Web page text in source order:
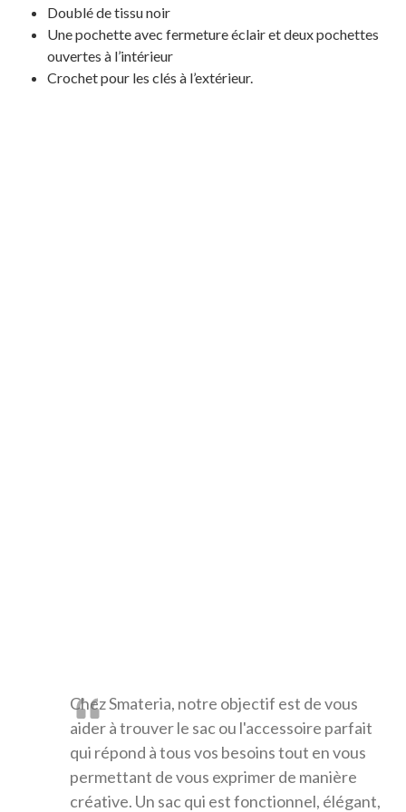
Doublé de tissu noir
Une pochette avec fermeture éclair et deux pochettes
ouvertes à l’intérieur
Crochet pour les clés à l’extérieur.
Chez Smateria, notre objectif est de vous
aider à trouver le sac ou l'accessoire parfait
qui répond à tous vos besoins tout en vous
permettant de vous exprimer de manière
créative. Un sac qui est fonctionnel, élégant,